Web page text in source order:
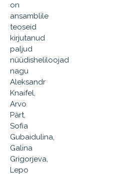
on
ansamblile
teoseid
kirjutanud
paljud
nüüdisheliloojad
nagu
Aleksandr
Knaifel,
Arvo
Pärt,
Sofia
Gubaidulina,
Galina
Grigorjeva,
Lepo